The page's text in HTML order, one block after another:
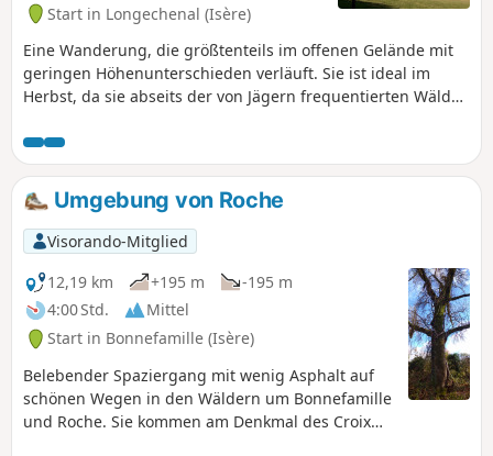
Start in Longechenal (Isère)
Eine Wanderung, die größtenteils im offenen Gelände mit
geringen Höhenunterschieden verläuft. Sie ist ideal im
Herbst, da sie abseits der von Jägern frequentierten Wälder
östlichen Teil der Liers-Ebene. Hier und da haben Sie einige
Ausblicke auf die umliegenden Hügel und Gipfel.
Umgebung von Roche
Visorando-Mitglied
12,19 km
+195 m
-195 m
4:00 Std.
Mittel
Start in Bonnefamille (Isère)
Belebender Spaziergang mit wenig Asphalt auf
schönen Wegen in den Wäldern um Bonnefamille
und Roche. Sie kommen am Denkmal des Croix